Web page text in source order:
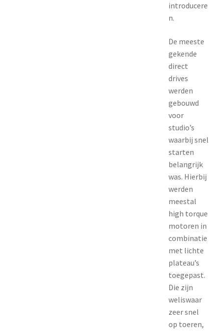
introducere
n.
De meeste
gekende
direct
drives
werden
gebouwd
voor
studio’s
waarbij snel
starten
belangrijk
was. Hierbij
werden
meestal
high torque
motoren in
combinatie
met lichte
plateau’s
toegepast.
Die zijn
weliswaar
zeer snel
op toeren,